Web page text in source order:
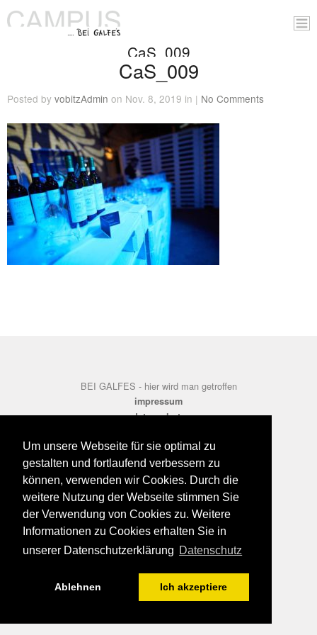
Um unsere Webseite für sie optimal zu
gestalten und fortlaufend verbessern zu
können, verwenden wir Cookies. Durch die
weitere Nutzung der Webseite stimmen Sie
der Verwendung von Cookies zu. Weitere
Informationen zu Cookies erhalten Sie in
unserer Datenschutzerklärung Datenschutz
Ablehnen Ich akzeptiere
CaS_009
CaS_009
Posted by vobitzAdmin on Nov. 8, 2019 in | No Comments
BEI GALFES - hier wird man getroffen
impressum
datenschutz